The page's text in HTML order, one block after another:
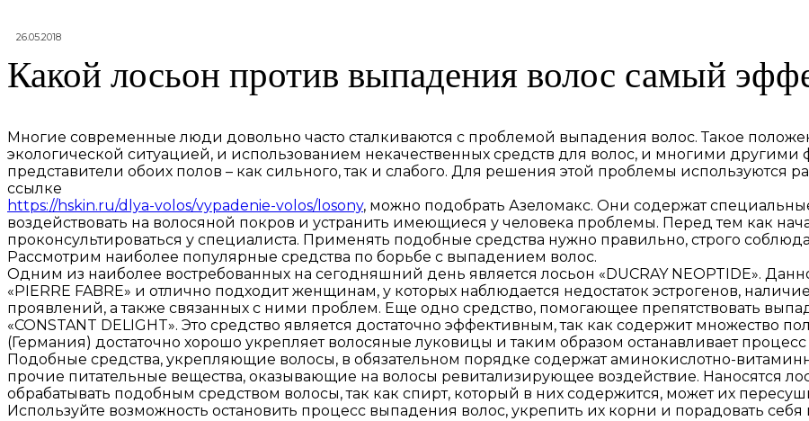
26.05.2018
Какой лосьон против выпадения волос самый
Многие современные люди довольно часто сталкиваются с проблемой выпадения волос. Такое
экологической ситуацией, и использованием некачественных средств для волос, и многими другими
представители обоих полов – как сильного, так и слабого. Для решения этой проблемы используются
ссылке
https://hskin.ru/dlya-volos/vypadenie-volos/losony, можно подобрать Азеломакс. Они содержат
воздействовать на волосяной покров и устранить имеющиеся у человека проблемы. Перед тем как
проконсультироваться у специалиста. Применять подобные средства нужно правильно, строго
Рассмотрим наиболее популярные средства по борьбе с выпадением волос.
Одним из наиболее востребованных на сегодняшний день является лосьон «DUCRAY NEOPTIDE».
«PIERRE FABRE» и отлично подходит женщинам, у которых наблюдается недостаток эстрогенов,
проявлений, а также связанных с ними проблем. Еще одно средство, помогающее препятствовать
«CONSTANT DELIGHT». Это средство является достаточно эффективным, так как содержит множество
(Германия) достаточно хорошо укрепляет волосяные луковицы и таким образом останавливает
Подобные средства, укрепляющие волосы, в обязательном порядке содержат аминокислотно-
прочие питательные вещества, оказывающие на волосы ревитализирующее воздействие. Наносятся
обрабатывать подобным средством волосы, так как спирт, который в них содержится, может их
Используйте возможность остановить процесс выпадения волос, укрепить их корни и порадовать